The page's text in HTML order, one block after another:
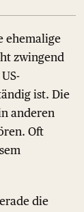
ehemalige
zwingend
ist. Die
anderen
Oft
die